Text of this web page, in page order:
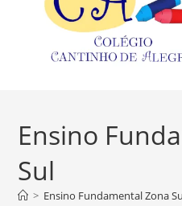
Ensino
Sul
> Ensino Fundamental Zona